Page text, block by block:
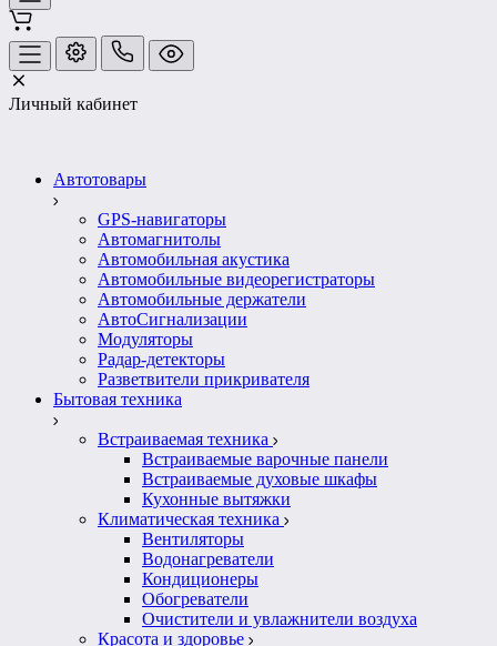
Личный кабинет
Автотовары
GPS-навигаторы
Автомагнитолы
Автомобильная акустика
Автомобильные видеорегистраторы
Автомобильные держатели
АвтоСигнализации
Модуляторы
Радар-детекторы
Разветвители прикривателя
Бытовая техника
Встраиваемая техника
Встраиваемые варочные панели
Встраиваемые духовые шкафы
Кухонные вытяжки
Климатическая техника
Вентиляторы
Водонагреватели
Кондиционеры
Обогреватели
Очистители и увлажнители воздуха
Красота и здоровье